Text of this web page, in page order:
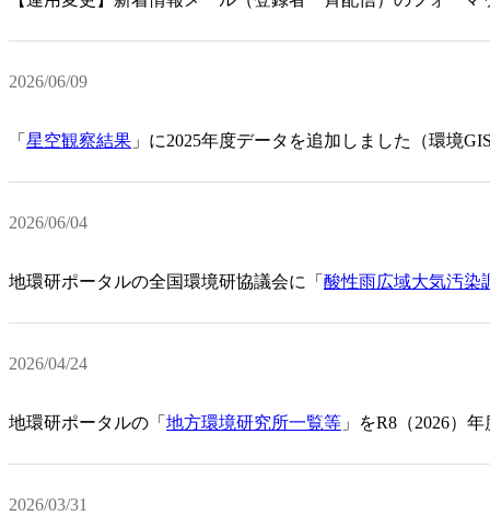
2026/06/09
「 星空観察結果 」に2025年度データを追加しました（環境
2026/06/04
地環研ポータルの全国環境研協議会に「 酸性雨広域大気汚染
2026/04/24
地環研ポータルの「 地方環境研究所一覧等 」をR8（2026）
2026/03/31